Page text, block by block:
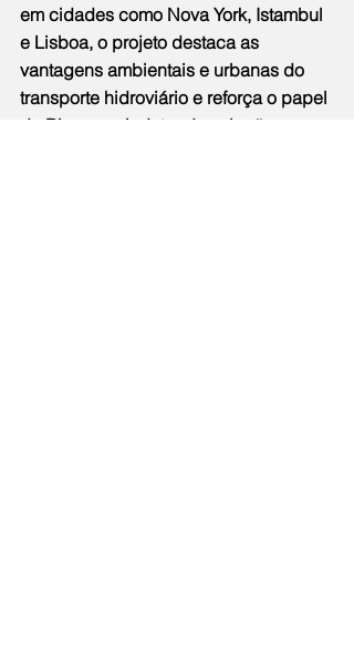
em cidades como Nova York, Istambul
e Lisboa, o projeto destaca as
vantagens ambientais e urbanas do
transporte hidroviário e reforça o papel
do Rio como indutor de soluções